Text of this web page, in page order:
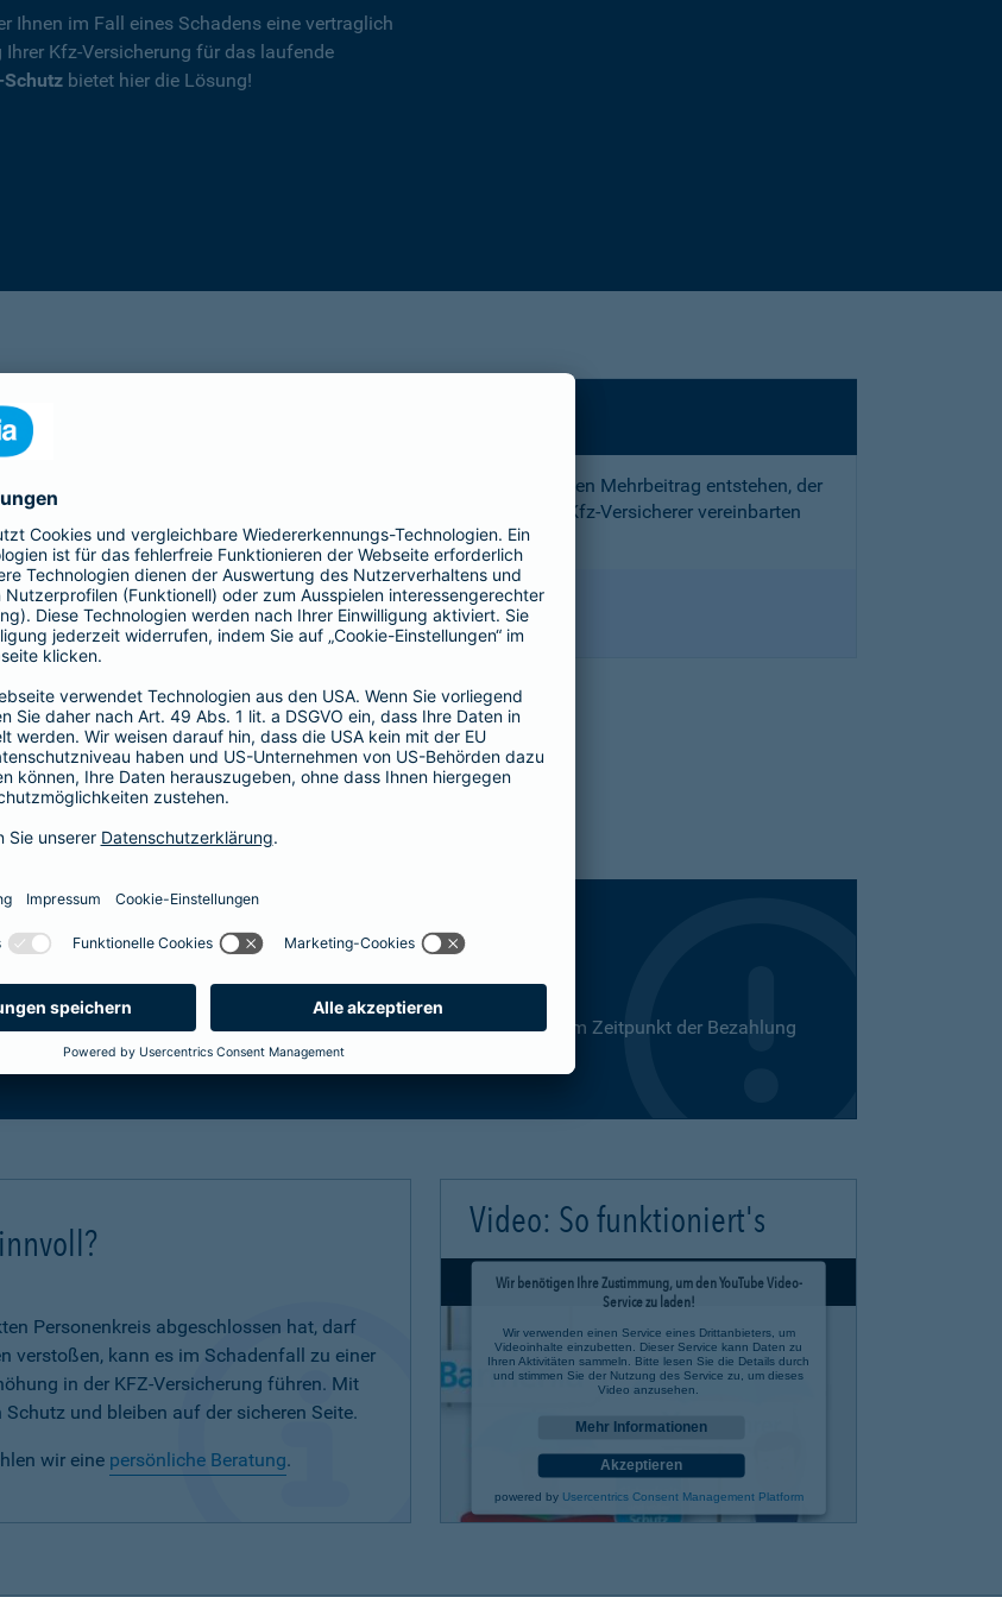
Ihnen im Fall eines Schadens eine vertraglich
Kfz-Versicherung für das laufende
bietet hier die Lösung!
die Ihnen nach einem Unfall durch die Vertragsstrafe und den Mehrbeitrag entstehen, der
Ihnen wegen einer unerlaubten Erweiterung des mit Ihrem Kfz-Versicherer vereinbarten
Fahrerkreises in Rechnung gestellt wird
1, 2 oder 3 Tage bzw.
1, 2 oder 3 Wochen
und direkt abschließen
bestimmen, ab wann Ihr Xtra-Fahrer-Schutz gültig ist. Dies kann zum Zeitpunkt der Bezahlung
Personenkreis abgeschlossen hat, darf
verstoßen, kann es im Schadenfall zu einer
in der KFZ-Versicherung führen. Mit
und bleiben auf der sicheren Seite.
wir eine persönliche Beratung.
Video: So funktioniert's
Wir benötigen Ihre Zustimmung, um den YouTube Video-
Service zu laden!
Wir verwenden einen Service eines Drittanbieters, um
Videoinhalte einzubetten. Dieser Service kann Daten zu
Ihren Aktivitäten sammeln. Bitte lesen Sie die Details durch
und stimmen Sie der Nutzung des Service zu, um dieses
Video anzusehen.
Mehr Informationen
Akzeptieren
powered by Usercentrics Consent Management Platform